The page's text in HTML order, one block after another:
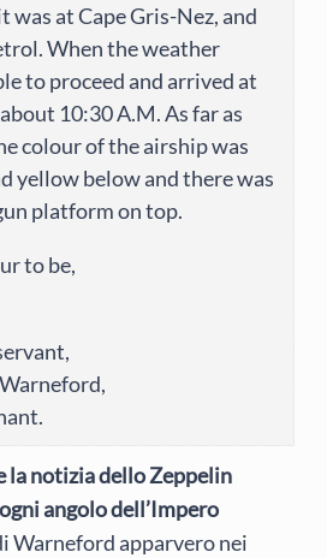
at Cape Gris-Nez, and
When the weather
to proceed and arrived at
10:30 A.M. As far as
colour of the airship was
yellow below and there was
platform on top.
to be,
Warneford,
la notizia dello Zeppelin
angolo dell’Impero
Warneford apparvero nei